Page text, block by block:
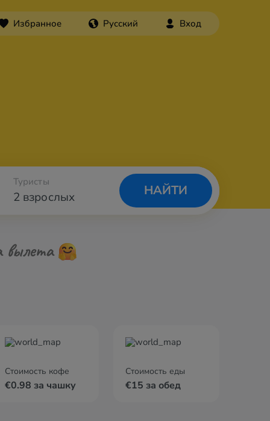
Избранное Русский Вход
2 взрослых
Туристы
НАЙТИ
вылета
Стоимость кофе
€0.98 за чашку
Стоимость еды
€15 за обед